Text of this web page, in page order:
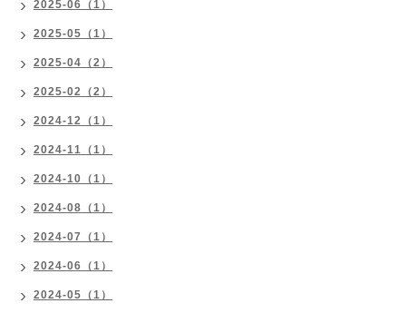
2025-06（1）
2025-05（1）
2025-04（2）
2025-02（2）
2024-12（1）
2024-11（1）
2024-10（1）
2024-08（1）
2024-07（1）
2024-06（1）
2024-05（1）